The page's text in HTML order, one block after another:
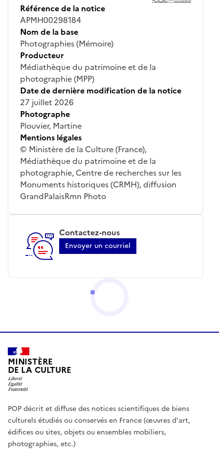
Référence de la notice
APMH00298184
Nom de la base
Photographies (Mémoire)
Producteur
Médiathèque du patrimoine et de la
photographie (MPP)
Date de dernière modification de la notice
27 juillet 2026
Photographe
Plouvier, Martine
Mentions légales
© Ministère de la Culture (France),
Médiathèque du patrimoine et de la
photographie, Centre de recherches sur les
Monuments historiques (CRMH), diffusion
GrandPalaisRmn Photo
Contactez-nous
Envoyer un courriel
MINISTÈRE
DE LA CULTURE
POP décrit et diffuse des notices scientifiques de biens
culturels étudiés ou conservés en France (œuvres d'art,
édifices ou sites, objets ou ensembles mobiliers,
photographies, etc.)